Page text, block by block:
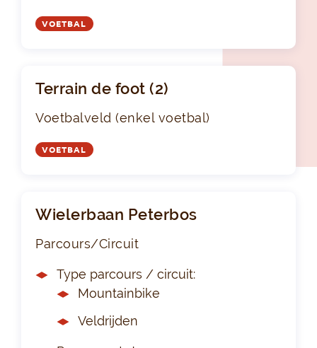
VOETBAL
Terrain de foot (2)
Voetbalveld (enkel voetbal)
VOETBAL
Wielerbaan Peterbos
Parcours/Circuit
Type parcours / circuit:
Mountainbike
Veldrijden